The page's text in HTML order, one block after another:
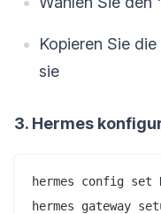
Kopieren Sie
sie
3. Hermes
hermes config set
hermes gateway